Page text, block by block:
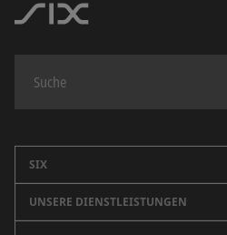
SIX
Unternehmen
UNSERE DIENSTLEISTUNGEN